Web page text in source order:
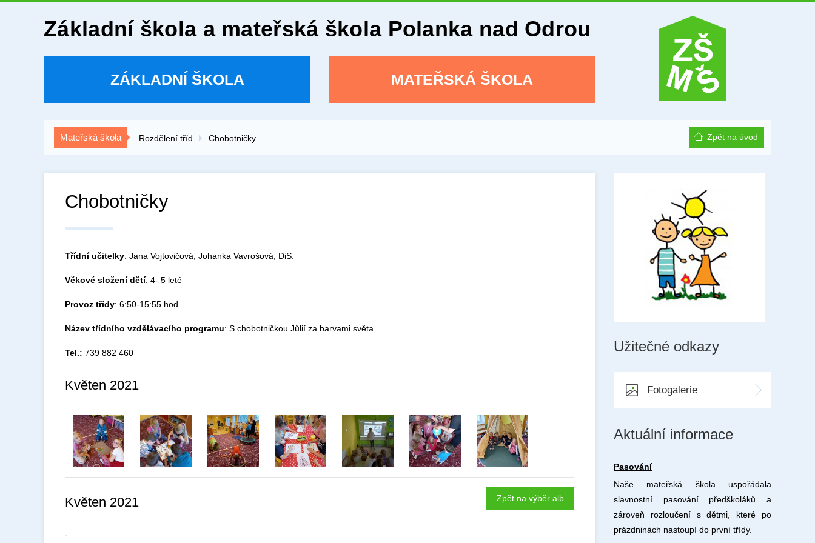
Základní škola a mateřská škola Polanka nad Odrou
ZÁKLADNÍ ŠKOLA MATEŘSKÁ ŠKOLA
Mateřská škola Rozdělení tříd Chobotničky Zpět na úvod
Chobotničky
Třídní učitelky: Jana Vojtovičová, Johanka Vavrošová, DiS.
Věkové složení dětí: 4- 5 leté
Provoz třídy: 6:50-15:55 hod
Název třídního vzdělávacího programu: S chobotničkou Jůlií za barvami světa
Tel.: 739 882 460
Květen 2021
Zpět na výběr alb
Květen 2021
-
Užitečné odkazy
Fotogalerie
Aktuální informace
Pasování
Naše mateřská škola uspořádala
slavnostní pasování předškoláků a
zároveň rozloučení s dětmi, které po
prázdninách nastoupí do první třídy.